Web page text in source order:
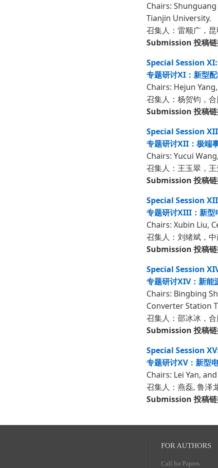
Chairs:
Tianjin University.
召集人：雷顺广，
Submission 投稿
Special Session
专题研讨XI：新型
Chairs: Hejun
召集人：杨贺钧，
Submission 投稿
Special Session
专题研讨XII：极端
Chairs: Yucui
召集人：王玉翠，
Submission 投稿
Special Session
专题研讨XIII：新型
Chairs: Xubin Liu,
召集人：刘绪斌，
Submission 投稿
Special Session
专题研讨XIV：新能
Chairs: Bingbing
Converter Station
召集人：邵冰冰，
Submission 投稿
Special Session
专题研讨XV：新型
Chairs: Lei Yan,
召集人：燕磊, 鲁泽
Submission 投稿
FOR AUTHORS
Call for Papers